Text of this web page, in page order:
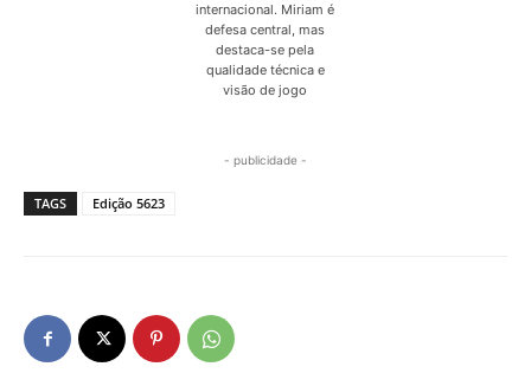
internacional. Miriam é
defesa central, mas
destaca-se pela
qualidade técnica e
visão de jogo
- publicidade -
TAGS Edição 5623